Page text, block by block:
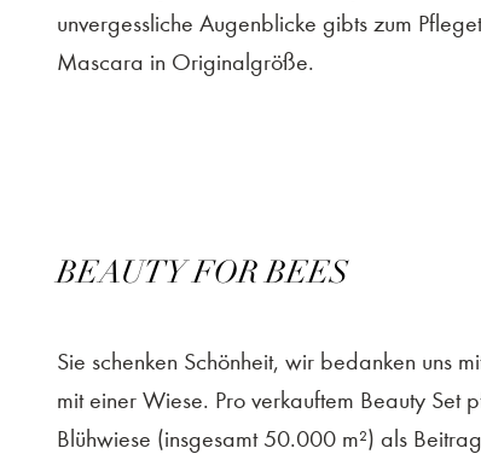
unvergessliche Augenblicke gibts zum
Mascara in Originalgröße.
BEAUTY FOR BEES
Sie schenken Schönheit, wir bedanken uns
mit einer Wiese. Pro verkauftem Beauty Set
Blühwiese (insgesamt 50.000 m²) als